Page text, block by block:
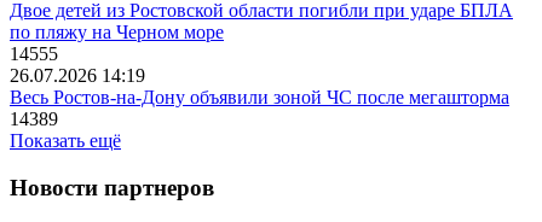
Двое детей из Ростовской области погибли при ударе БПЛА
по пляжу на Черном море
14555
26.07.2026 14:19
Весь Ростов-на-Дону объявили зоной ЧС после мегашторма
14389
Показать ещё
Новости партнеров